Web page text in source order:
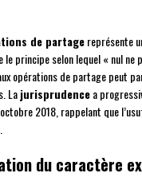
de partagereprésente
le principe selon lequel « nul
opérations de partage peut
Lajurisprudencea
2018, rappelant que
du caractère